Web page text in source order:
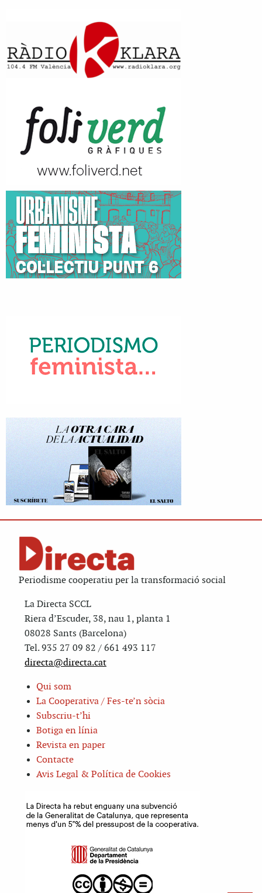
Periodisme cooperatiu per la transformació social
La Directa SCCL
Riera d’Escuder, 38, nau 1, planta 1
08028 Sants (Barcelona)
Tel. 935 27 09 82 / 661 493 117
directa@directa.cat
Qui som
La Cooperativa / Fes-te’n sòcia
Subscriu-t’hi
Botiga en línia
Revista en paper
Contacte
Avis Legal & Política de Cookies